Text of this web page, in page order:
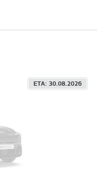
ETA: 30.08.2026